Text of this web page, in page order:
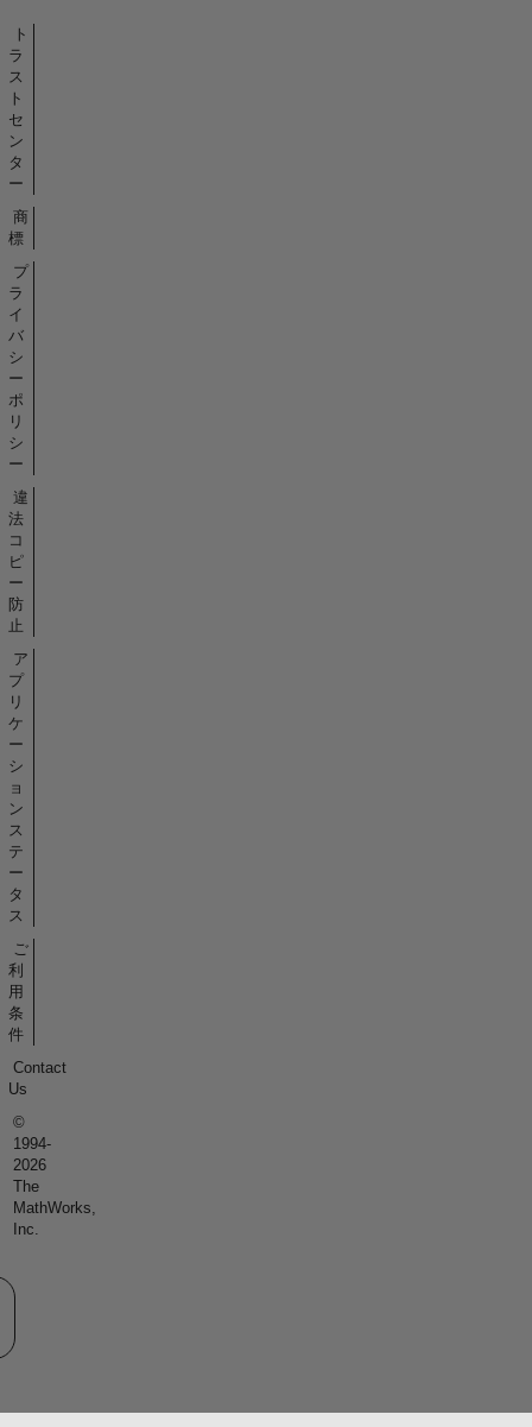
ト
ラ
ス
ト
セ
ン
タ
ー
商
標
プ
ラ
イ
バ
シ
ー
ポ
リ
シ
ー
違
法
コ
ピ
ー
防
止
ア
プ
リ
ケ
ー
シ
ョ
ン
ス
テ
ー
タ
ス
ご
利
用
条
件
Contact
Us
©
1994-
2026
The
MathWorks,
Inc.
サイトの選択